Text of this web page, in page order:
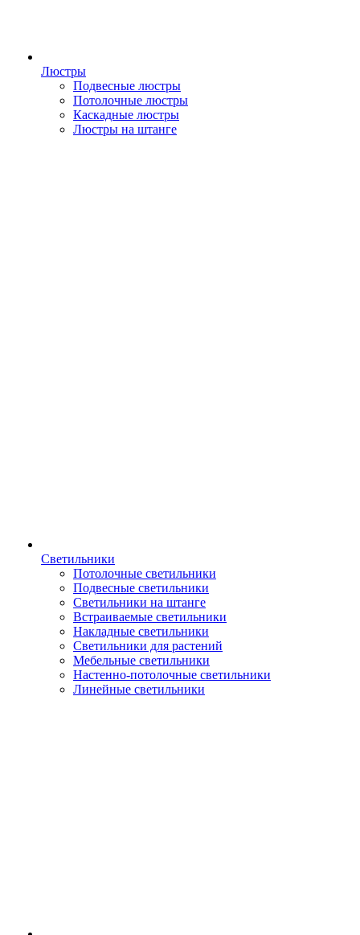
Люстры
Подвесные люстры
Потолочные люстры
Каскадные люстры
Люстры на штанге
Светильники
Потолочные светильники
Подвесные светильники
Светильники на штанге
Встраиваемые светильники
Накладные светильники
Светильники для растений
Мебельные светильники
Настенно-потолочные светильники
Линейные светильники